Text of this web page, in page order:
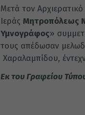
Μετά τον
Ιεράς Μητροπόλεως
Υμνογράφος»
τους απέδωσαν
Χαραλαμπίδου,
Εκ του Γραφείου